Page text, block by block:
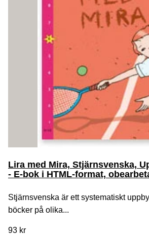
Lira med Mira, Stjärnsvenska,
- E-bok i HTML-format,
Stjärnsvenska är ett systematiskt
böcker på olika...
93 kr